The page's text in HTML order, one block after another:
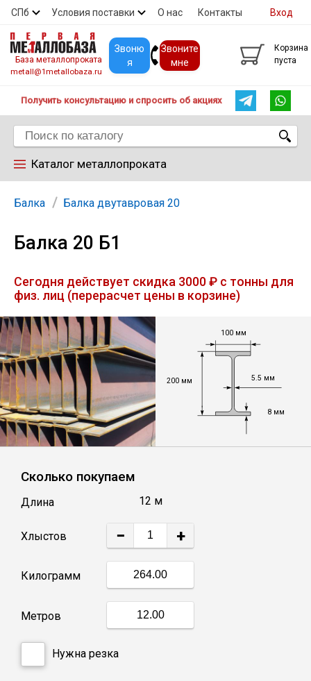
СПб Условия поставки О нас Контакты
Скидки Прайс Покупателям
Вход
База металлопроката
metall@1metallobaza.ru
Звоню
я
Звоните
мне
Корзина
пуста
Получить консультацию и спросить об акциях
Каталог металлопроката
Арматура
Труба профильная
Труба
Лист
Уголок
Балка
Швеллер
Катанка
Профлист
Балка Балка двутавровая 20
Балка 20 Б1
Сегодня действует скидка 3000 ₽ с тонны для
физ. лиц (перерасчет цены в корзине)
200 мм
100 мм
5.5 мм
8 мм
Сколько покупаем
Длина 12 м
Хлыстов − +
Килограмм
Метров
Нужна резка